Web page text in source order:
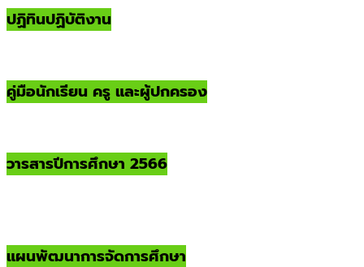
ปฏิทินปฏิบัติงาน
คู่มือนักเรียน ครู และผู้ปกครอง
วารสารปีการศึกษา 2566
แผนพัฒนาการจัดการศึกษา